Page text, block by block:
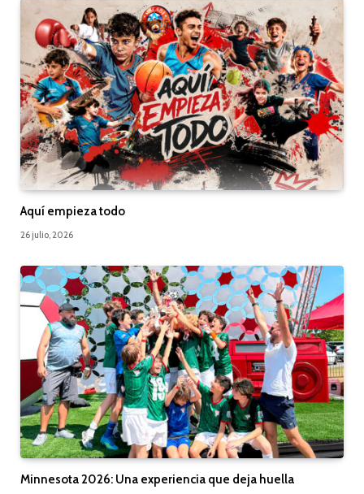
Aquí empieza todo
26 julio, 2026
Minnesota 2026: Una experiencia que deja huella